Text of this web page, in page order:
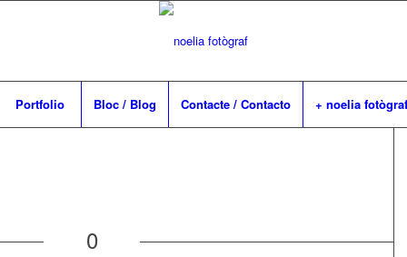
Portfolio Bloc / Blog Contacte / Contacto + noelia fotògraf
0